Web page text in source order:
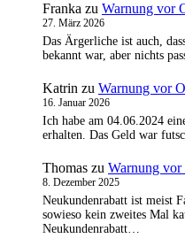
Franka zu Warnung vor
27. März 2026
Das Ärgerliche ist auch,
bekannt war, aber nichts
Katrin zu Warnung vor
16. Januar 2026
Ich habe am 04.06.2024
erhalten. Das Geld war
Thomas zu Warnung vor
8. Dezember 2025
Neukundenrabatt ist meist
sowieso kein zweites Mal
Neukundenrabatt…